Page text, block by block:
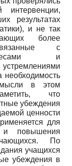
интервенции,
результатах
и не так
более
с
и
необходимость
мысли в этом
что
убеждения
ценности
для
и повышения
По
учащихся
убеждения в